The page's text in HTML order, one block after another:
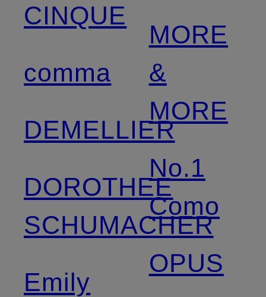
CINQUE
comma
DEMELLIER
DOROTHEE
SCHUMACHER
Emily
MORE
&
MORE
No.1
Como
OPUS